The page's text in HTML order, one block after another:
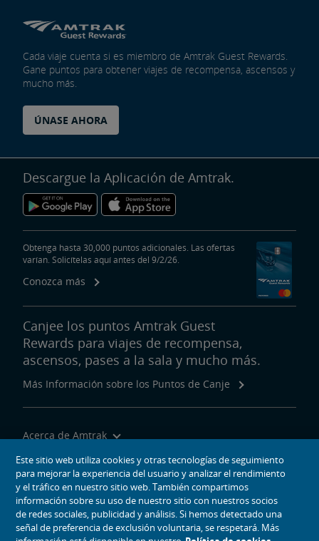
Cada viaje cuenta si es miembro de Amtrak Guest Rewards.
Gane puntos para obtener viajes de recompensa, ascensos y
mucho más.
ÚNASE AHORA
Descargue la Aplicación de Amtrak.
Obtenga hasta 30,000 puntos adicionales. Las ofertas
varían. Solicítelas aquí antes del 9/2/26.
Conozca más
Canjee los puntos Amtrak Guest
Rewards para viajes de recompensa,
ascensos, pases a la sala y mucho más.
Más Información sobre los Puntos de Canje
Acerca de Amtrak
Viajar con Nosotros
Herramientas del Sitio
Este sitio web utiliza cookies y otras tecnologías de seguimiento
para mejorar la experiencia del usuario y analizar el rendimiento
y el tráfico en nuestro sitio web. También compartimos
información sobre su uso de nuestro sitio con nuestros socios
de redes sociales, publicidad y análisis. Si hemos detectado una
señal de preferencia de exclusión voluntaria, se respetará. Más